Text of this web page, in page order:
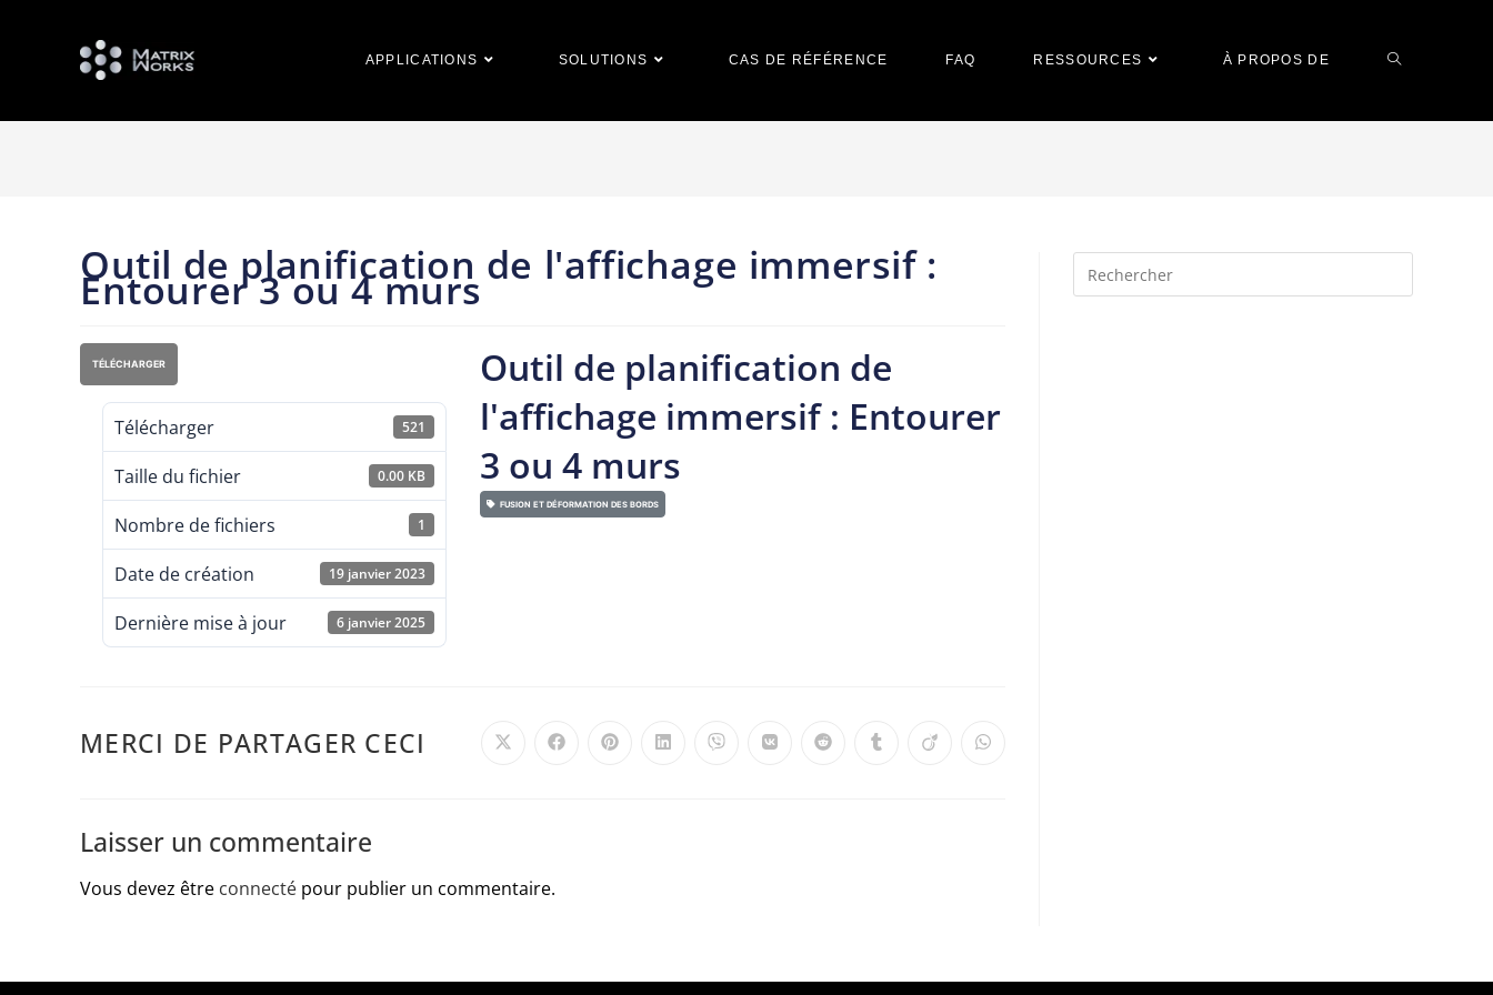
APPLICATIONS SOLUTIONS CAS DE RÉFÉRENCE FAQ RESSOURCES À PROPOS DE
Outil de planification de l'affichage immersif :
Entourer 3 ou 4 murs
TÉLÉCHARGER
Télécharger 521
Taille du fichier 0.00 KB
Nombre de fichiers 1
Date de création 19 janvier 2023
Dernière mise à jour 6 janvier 2025
Outil de planification de
l'affichage immersif : Entourer
3 ou 4 murs
FUSION ET DÉFORMATION DES BORDS
MERCI DE PARTAGER CECI
Laisser un commentaire
Vous devez être connecté pour publier un commentaire.